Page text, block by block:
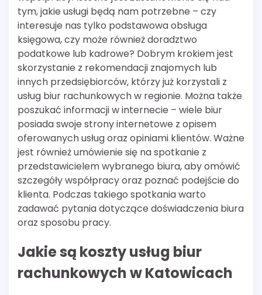
tym, jakie usługi będą nam potrzebne – czy
interesuje nas tylko podstawowa obsługa
księgowa, czy może również doradztwo
podatkowe lub kadrowe? Dobrym krokiem jest
skorzystanie z rekomendacji znajomych lub
innych przedsiębiorców, którzy już korzystali z
usług biur rachunkowych w regionie. Można także
poszukać informacji w internecie – wiele biur
posiada swoje strony internetowe z opisem
oferowanych usług oraz opiniami klientów. Ważne
jest również umówienie się na spotkanie z
przedstawicielem wybranego biura, aby omówić
szczegóły współpracy oraz poznać podejście do
klienta. Podczas takiego spotkania warto
zadawać pytania dotyczące doświadczenia biura
oraz sposobu pracy.
Jakie są koszty usług biur
rachunkowych w Katowicach